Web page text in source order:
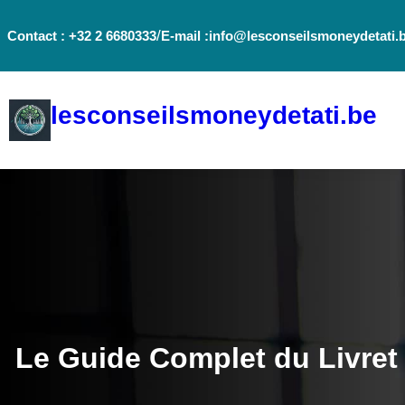
auContact : +32 2 6680333/E-mail
lesconseilsmoneydetati.be
Le Guide Complet du